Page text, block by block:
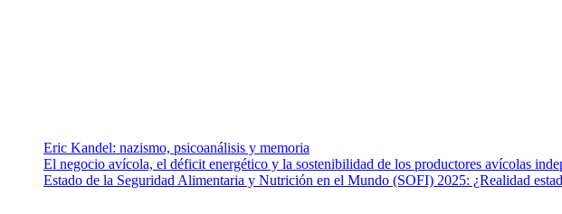
Eric Kandel: nazismo, psicoanálisis y memoria
El negocio avícola, el déficit energético y la sostenibilidad de los productores avícolas
Estado de la Seguridad Alimentaria y Nutrición en el Mundo (SOFI) 2025: ¿Realidad